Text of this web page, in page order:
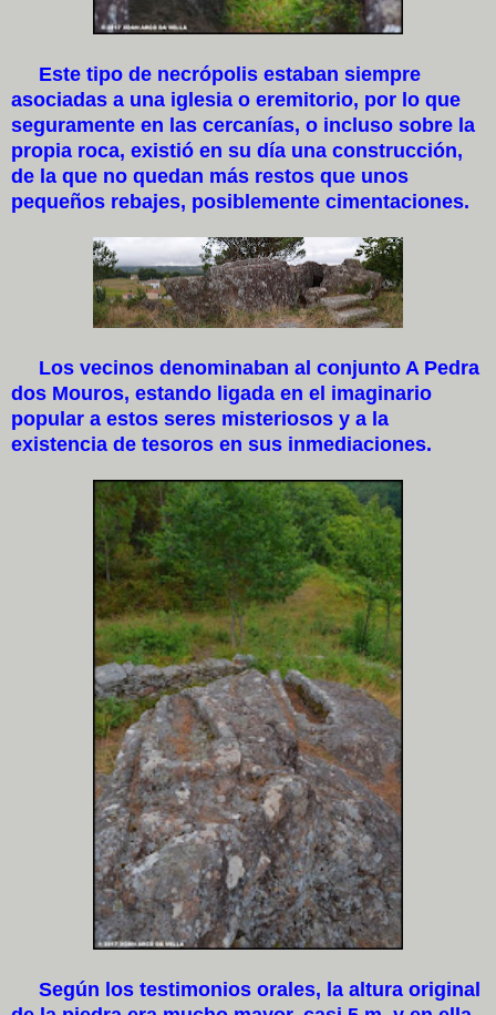
Este tipo de necrópolis estaban siempre
asociadas a una iglesia o eremitorio, por lo que
seguramente en las cercanías, o incluso sobre la
propia roca, existió en su día una construcción,
de la que no quedan más restos que unos
pequeños rebajes, posiblemente cimentaciones.
Los vecinos denominaban al conjunto A Pedra
dos Mouros, estando ligada en el imaginario
popular a estos seres misteriosos y a la
existencia de tesoros en sus inmediaciones.
Según los testimonios orales, la altura original